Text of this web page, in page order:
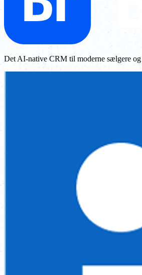
Det AI-native CRM til moderne sælgere